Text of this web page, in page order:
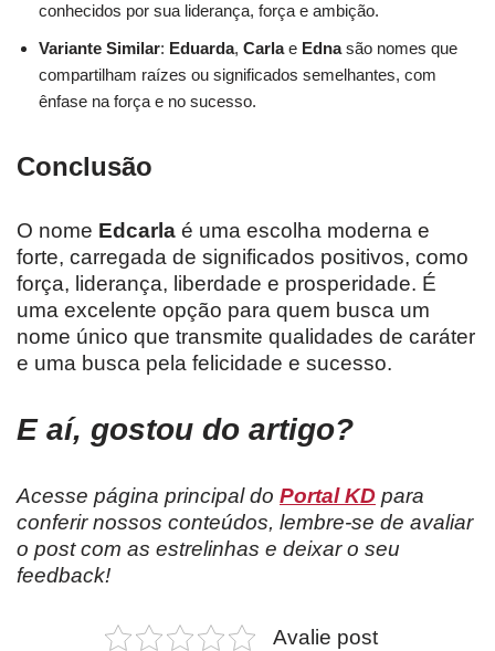
conhecidos por sua liderança, força e ambição.
Variante Similar: Eduarda, Carlae Ednasão nomes que
compartilham raízes ou significados semelhantes, com
ênfase na força e no sucesso.
Conclusão
O nome Edcarla é uma escolha moderna e
forte, carregada de significados positivos, como
força, liderança, liberdade e prosperidade. É
uma excelente opção para quem busca um
nome único que transmite qualidades de caráter
e uma busca pela felicidade e sucesso.
E aí, gostou do artigo?
Acesse página principal do Portal KD para
conferir nossos conteúdos, lembre-se de avaliar
o post com as estrelinhas e deixar o seu
feedback!
Avalie post